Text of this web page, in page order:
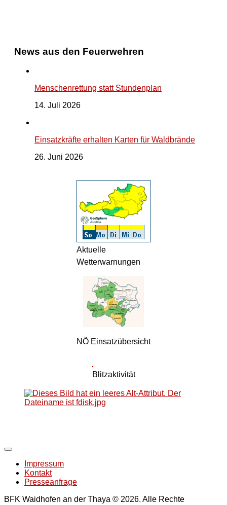
News aus den Feuerwehren
Menschenrettung statt Stundenplan
14. Juli 2026
Einsatzkräfte erhalten Karten für Waldbrände
26. Juni 2026
Aktuelle
Wetterwarnungen
NÖ Einsatzübersicht
Blitzaktivität
Impressum
Kontakt
Presseanfrage
BFK Waidhofen an der Thaya © 2026. Alle Rechte